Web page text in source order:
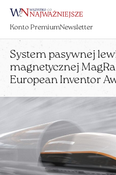
Konto PremiumNewsletter
System pasywnej
magnetycznej
European Inventor